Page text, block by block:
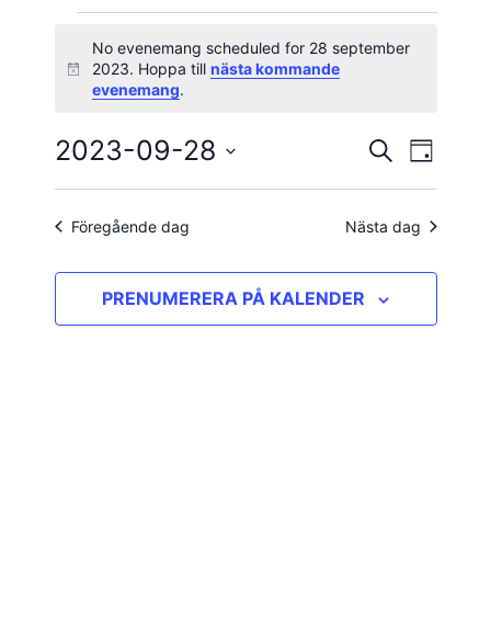
Evenemang
för
28
september
2023
Notis
No evenemang scheduled for 28 september
2023. Hoppa tillnästa kommande
evenemang.
Search
and
Views
SÖK DAG
2023-09-28
Välj
Föregående dag Nästa dag
PRENUMERERA PÅ KALENDER